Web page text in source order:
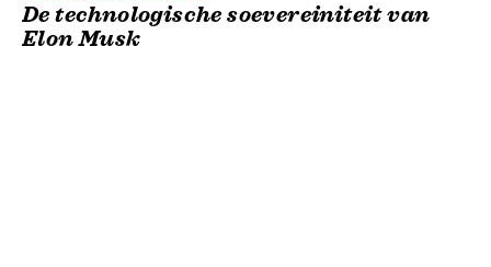
De technologische soevereiniteit van
Elon Musk